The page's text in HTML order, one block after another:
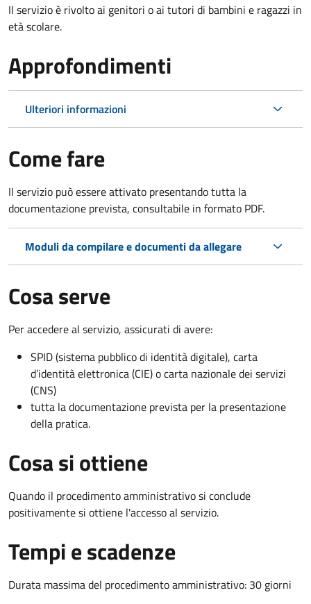
Il servizio è rivolto ai genitori o ai tutori di bambini e ragazzi in
età scolare.
Approfondimenti
Ulteriori informazioni
Come fare
Il servizio può essere attivato presentando tutta la
documentazione prevista, consultabile in formato PDF.
Moduli da compilare e documenti da allegare
Cosa serve
Per accedere al servizio, assicurati di avere:
SPID (sistema pubblico di identità digitale), carta
d’identità elettronica (CIE) o carta nazionale dei servizi
(CNS)
tutta la documentazione prevista per la presentazione
della pratica.
Cosa si ottiene
Quando il procedimento amministrativo si conclude
positivamente si ottiene l'accesso al servizio.
Tempi e scadenze
Durata massima del procedimento amministrativo: 30 giorni